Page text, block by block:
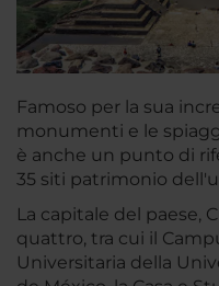
Famoso per la sua
monumenti e le
è anche un punto di
35 siti patrimonio
La capitale del paese,
quattro, tra cui il
Universitaria della